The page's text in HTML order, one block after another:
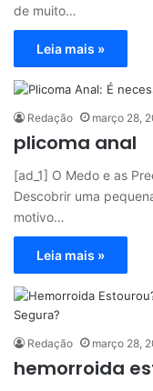
de muito…
Leia mais »
Redação março 28,
plicoma anal
[ad_1] O Medo e as
Descobrir uma
motivo…
Leia mais »
Redação março 28,
hemorroida